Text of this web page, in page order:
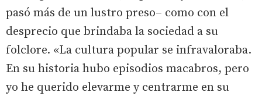
pasó más de un lustro preso– como con el
desprecio que brindaba la sociedad a su
folclore. «La cultura popular se infravaloraba.
En su historia hubo episodios macabros, pero
yo he querido elevarme y centrarme en su